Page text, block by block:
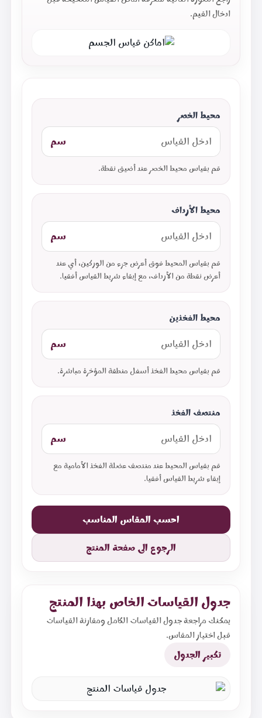
ادخال القيم.
محيط الخصر
سم
قم بقياس محيط الخصر عند أضيق نقطة.
محيط الأرداف
سم
قم بقياس المحيط فوق أعرض جزء من الوركين، أي عند
أعرض نقطة من الأرداف، مع إبقاء شريط القياس أفقيا.
محيط الفخذين
سم
قم بقياس محيط الفخذ أسفل منطقة المؤخرة مباشرة.
منتصف الفخذ
سم
قم بقياس المحيط عند منتصف عضلة الفخذ الأمامية مع
إبقاء شريط القياس أفقيا.
احسب المقاس المناسب
الرجوع الى صفحة المنتج
جدول القياسات الخاص بهذا المنتج
يمكنك مراجعة جدول القياسات الكامل ومقارنة القياسات
قبل اختيار المقاس.
تكبير الجدول